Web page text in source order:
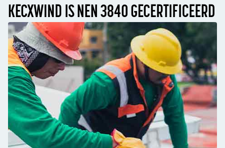
KECXWIND IS NEN 3840 GECERTIFICEERD